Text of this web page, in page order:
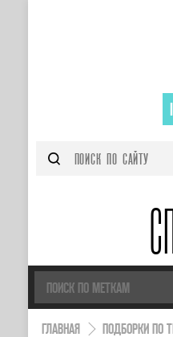
ГЛАВНАЯ ПОДБОРКИ ПО